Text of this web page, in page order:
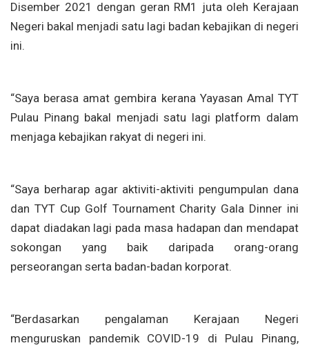
Disember 2021 dengan geran RM1 juta oleh Kerajaan
Negeri bakal menjadi satu lagi badan kebajikan di negeri
ini.
“Saya berasa amat gembira kerana Yayasan Amal TYT
Pulau Pinang bakal menjadi satu lagi platform dalam
menjaga kebajikan rakyat di negeri ini.
“Saya berharap agar aktiviti-aktiviti pengumpulan dana
dan TYT Cup Golf Tournament Charity Gala Dinner ini
dapat diadakan lagi pada masa hadapan dan mendapat
sokongan yang baik daripada orang-orang
perseorangan serta badan-badan korporat.
“Berdasarkan pengalaman Kerajaan Negeri
menguruskan pandemik COVID-19 di Pulau Pinang,